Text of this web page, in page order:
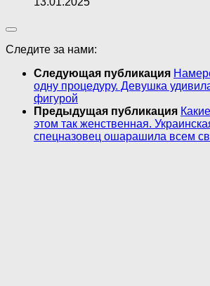
Следите за нами:
Следующая публикация
одну процедуру. Девушка
фигурой
Предыдущая публикация
этом так женственная.
спецназовец ошарашила всем